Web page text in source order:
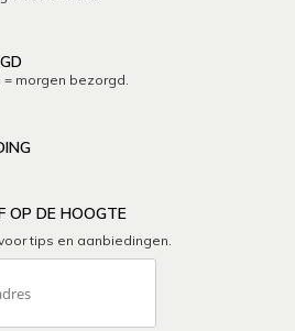
morgen bezorgd.
OP DE HOOGTE
tips en aanbiedingen.